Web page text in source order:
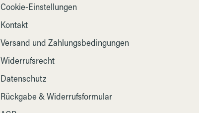
Cookie-Einstellungen
Kontakt
Versand und Zahlungsbedingungen
Widerrufsrecht
Datenschutz
Rückgabe & Widerrufsformular